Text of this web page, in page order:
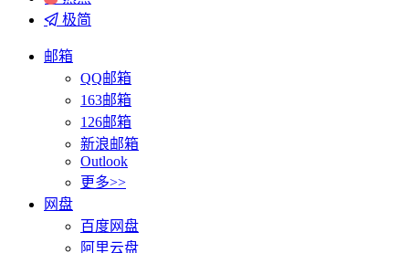
极简
邮箱
QQ邮箱
163邮箱
126邮箱
新浪邮箱
Outlook
更多>>
网盘
百度网盘
阿里云盘